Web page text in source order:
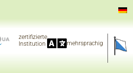
zertifizierte
Institution
mehrsprachig